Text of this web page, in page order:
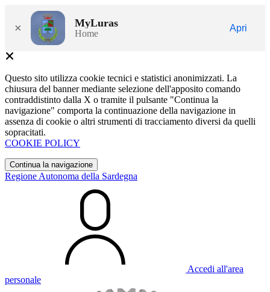
× MyLuras
Home
Apri
Questo sito utilizza cookie tecnici e statistici anonimizzati. La
chiusura del banner mediante selezione dell'apposito comando
contraddistinto dalla X o tramite il pulsante "Continua la
navigazione" comporta la continuazione della navigazione in
assenza di cookie o altri strumenti di tracciamento diversi da quelli
sopracitati.
COOKIE POLICY
Continua la navigazione
Regione Autonoma della Sardegna
Accedi all'area
personale